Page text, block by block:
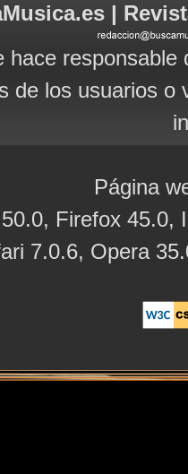
|
hace
de los usuarios
Página
Firefox 45.0,
7.0.6, Opera